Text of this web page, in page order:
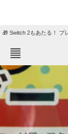
🎁 Switch 2もあたる！ プ
ねとらぼメニュ
TOP
エンタメ